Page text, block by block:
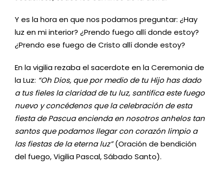
Y es la hora en que nos podamos preguntar: ¿Hay
luz en mi interior? ¿Prendo fuego allí donde estoy?
¿Prendo ese fuego de Cristo allí donde estoy?
En la vigilia rezaba el sacerdote en la Ceremonia de
la Luz: “Oh Dios, que por medio de tu Hijo has dado
a tus fieles la claridad de tu luz, santifica este fuego
nuevo y concédenos que la celebración de esta
fiesta de Pascua encienda en nosotros anhelos tan
santos que podamos llegar con corazón limpio a
las fiestas de la eterna luz”(Oración de bendición
del fuego, Vigilia Pascal, Sábado Santo).